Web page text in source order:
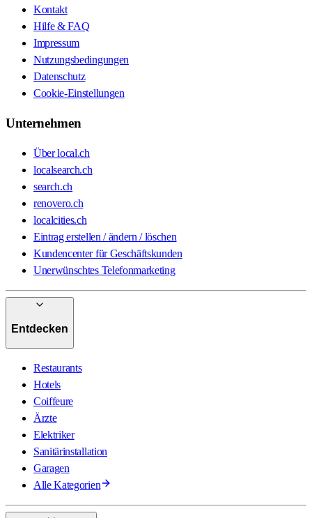
Kontakt
Hilfe & FAQ
Impressum
Nutzungsbedingungen
Datenschutz
Cookie-Einstellungen
Unternehmen
Über local.ch
localsearch.ch
search.ch
renovero.ch
localcities.ch
Eintrag erstellen / ändern / löschen
Kundencenter für Geschäftskunden
Unerwünschtes Telefonmarketing
Entdecken
Restaurants
Hotels
Coiffeure
Ärzte
Elektriker
Sanitärinstallation
Garagen
Alle Kategorien